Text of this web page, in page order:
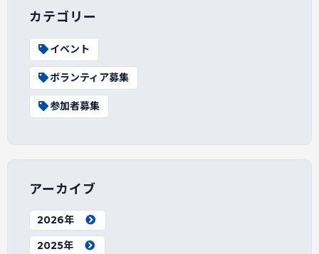
カテゴリー
イベント
ボランティア募集
参加者募集
アーカイブ
2026年
2025年